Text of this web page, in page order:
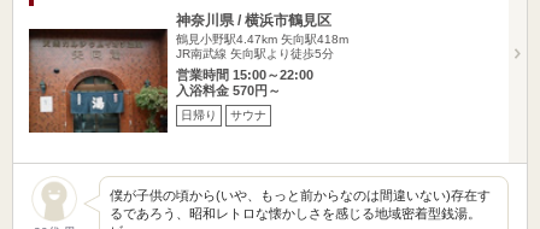
神奈川県 / 横浜市鶴見区
鶴見小野駅4.47km 矢向駅418m
JR南武線 矢向駅より徒歩5分
営業時間 15:00～22:00
入浴料金 570円～
日帰り サウナ
僕が子供の頃から(いや、もっと前からなのは間違いない)存在す
るであろう、昭和レトロな懐かしさを感じる地域密着型銭湯。